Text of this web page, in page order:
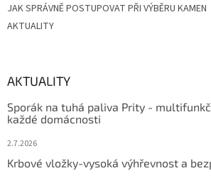
JAK SPRÁVNĚ POSTUPOVAT PŘI VÝBĚRU KAMEN
AKTUALITY
AKTUALITY
Sporák na tuhá paliva Prity -
každé domácnosti
2.7.2026
Krbové vložky-vysoká výhřevnost a